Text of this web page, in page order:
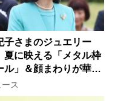
子さまのジュエリー
夏に映える「メタル枠
ル」＆顔まわりが華や
揺れる一粒」の使い分
ース